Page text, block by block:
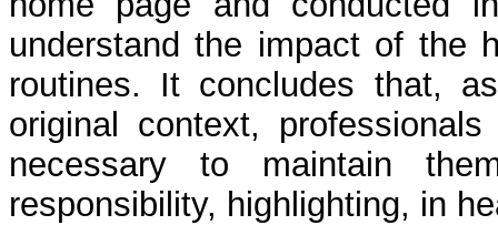
understand the impact of the
routines. It concludes that,
original context,
necessary to maintain
responsibility, highlighting, in